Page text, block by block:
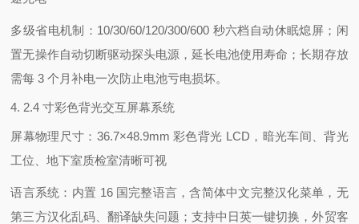
多级省电机制：10/30/60/120/300/600 秒六档自动休眠熄屏；闲
置无操作自动切断驱动探头电源，延长电池使用寿命；长期存放
需每 3 个月补电一次防止电池亏电损坏。
4. 2.4 寸彩色背光交互屏幕系统
屏幕物理尺寸：36.7×48.9mm 彩色背光 LCD，暗光车间、背光
工位、地下室质检室清晰可视
语言系统：内置 16 国完整语言，含简体中文完整汉化菜单 ，无
第三方汉化乱码、翻译缺失问题；支持中日英一键切换，外贸客